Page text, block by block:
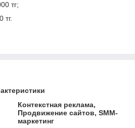
тг;
тг.
Контекстная реклама,
Продвижение сайтов, SMM-
маркетинг